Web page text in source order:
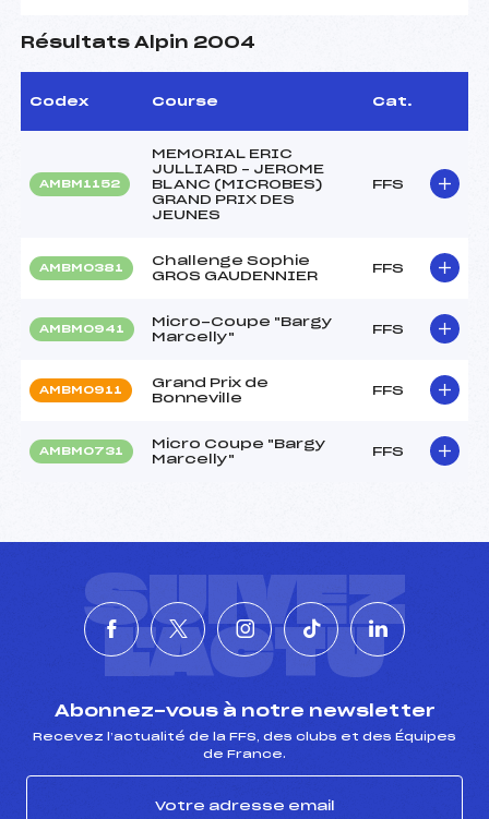
Résultats Alpin 2004
Codex Course Cat.
AMBM1152
MEMORIAL ERIC
JULLIARD – JEROME
BLANC (MICROBES)
GRAND PRIX DES
JEUNES
FFS
AMBM0381
Challenge Sophie
GROS GAUDENNIER
FFS
AMBM0941
Micro-Coupe "Bargy
Marcelly"
FFS
AMBM0911
Grand Prix de
Bonneville
FFS
AMBM0731
Micro Coupe "Bargy
Marcelly"
FFS
SUIVEZ
L'ACTU
Abonnez-vous à notre newsletter
Recevez l’actualité de la FFS, des clubs et des Équipes
de France.